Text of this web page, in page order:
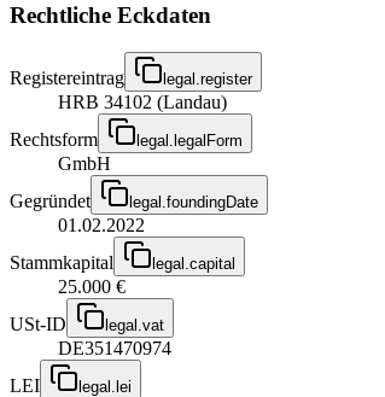
Rechtliche Eckdaten
Registereintrag legal.register
HRB 34102 (Landau)
Rechtsform
legal.legalForm
GmbH
Gegründet
legal.foundingDate
01.02.2022
Stammkapital
legal.capital
25.000 €
USt-ID
legal.vat
DE351470974
LEI
legal.lei